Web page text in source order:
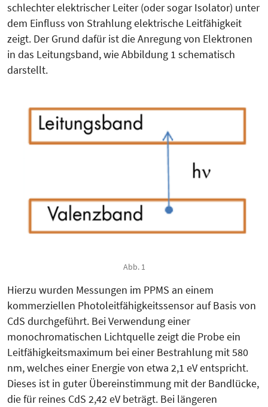
schlechter elektrischer Leiter (oder sogar Isolator) unter
dem Einfluss von Strahlung elektrische Leitfähigkeit
zeigt. Der Grund dafür ist die Anregung von Elektronen
in das Leitungsband, wie Abbildung 1 schematisch
darstellt.
Abb. 1
Hierzu wurden Messungen im PPMS an einem
kommerziellen Photoleit­fähigkeitssensor auf Basis von
CdS durchgeführt. Bei Verwendung einer
monochromatischen Lichtquelle zeigt die Probe ein
Leitfähigkeitsma­ximum bei einer Bestrahlung mit 580
nm, welches einer Energie von etwa 2,1 eV entspricht.
Dieses ist in guter Übereinstimmung mit der Bandlücke,
die für reines CdS 2,42 eV beträgt. Bei längeren